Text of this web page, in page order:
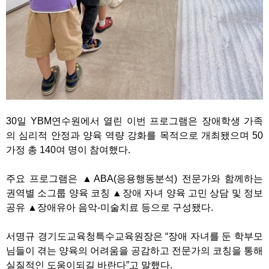
30일 YBM연수원에서 열린 이번 프로그램은 장애학생 가족
의 심리적 안정과 양육 역량 강화를 목적으로 개최됐으며 50
가정 총 140여 명이 참여했다.
주요 프로그램은 ▲ABA(응용행동분석) 전문가와 함께하는
권역별 소그룹 양육 코칭 ▲장애 자녀 양육 고민 상담 및 정보
공유 ▲장애유아 음악-미술치료 등으로 구성됐다.
서명규 경기도교육청특수교육원장은 “장애 자녀를 둔 학부모
님들이 겪는 양육의 어려움을 공감하고 전문가의 코칭을 통해
실질적인 도움이되길 바란다”고 말했다.